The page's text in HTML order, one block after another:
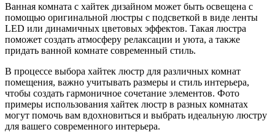
Ванная комната с хайтек дизайном может быть освещена с
помощью оригинальной люстры с подсветкой в виде ленты
LED или динамичных цветовых эффектов. Такая люстра
поможет создать атмосферу релаксации и уюта, а также
придать ванной комнате современный стиль.
В процессе выбора хайтек люстр для различных комнат
помещения, важно учитывать размеры и стиль интерьера,
чтобы создать гармоничное сочетание элементов. Фото
примеры использования хайтек люстр в разных комнатах
могут помочь вам вдохновиться и выбрать идеальную люстру
для вашего современного интерьера.